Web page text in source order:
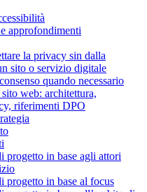
approfondimenti
la privacy sin dalla
sito o servizio digitale
quando necessario
web: architettura,
riferimenti DPO
progetto in base agli attori
progetto in base al focus